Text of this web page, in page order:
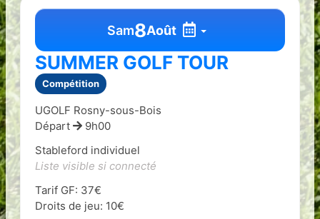
Sam8Août
SUMMER GOLF TOUR
Compétition
UGOLF Rosny-sous-Bois
Départ
9h00
Stableford individuel
Liste visible si connecté
Tarif GF: 37€
Droits de jeu: 10€